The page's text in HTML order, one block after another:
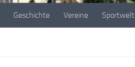
Geschichte Vereine Sportwelt